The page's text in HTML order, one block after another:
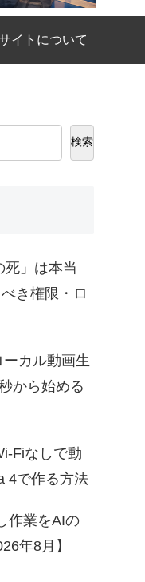
イトについて
検索
死」は本当
き権限・ロ
カル動画生
から始める
Fiなしで動
4で作る方法
作業をAIの
年8月】